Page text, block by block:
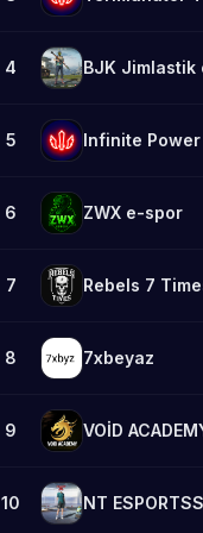
4 BJK Jimlastik
5 Infinite
6 ZWX e-spor
7 Rebels 7
8 7xbeyaz
9 VOİD
10 NT ESPORTSS